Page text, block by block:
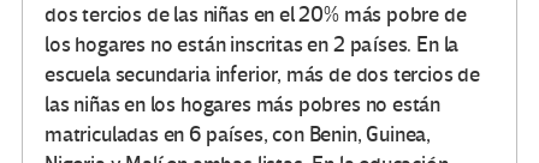
dos tercios de las niñas en el 20% más pobre de
los hogares no están inscritas en 2 países. En la
escuela secundaria inferior, más de dos tercios de
las niñas en los hogares más pobres no están
matriculadas en 6 países, con Benin, Guinea,